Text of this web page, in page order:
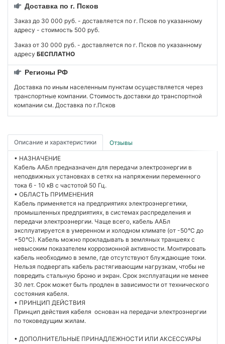
Доставка по г. Псков
Заказ до 30 000 руб. - доставляется по г. Псков по указанному
адресу - стоимость 500 руб.
Заказ от 30 000 руб. - доставляется по г. Псков по указанному
адресу БЕСПЛАТНО
Регионы РФ
Доставка по иным населенным пунктам осуществляется через
транспортные компании. Стоимость доставки до транспортной
компании см. Доставка по г.Псков
Описание и характеристики Отзывы
• НАЗНАЧЕНИЕ
Кабель ААБл предназначен для передачи электроэнергии в
неподвижных установках в сетях на напряжении переменного
тока 6 - 10 кВ с частотой 50 Гц.
• ОБЛАСТЬ ПРИМЕНЕНИЯ
Кабель применяется на предприятиях электроэнергетики,
промышленных предприятиях, в системах распределения и
передачи электроэнергии. Чаще всего, кабель ААБл
эксплуатируется в умеренном и холодном климате (от -50°С до
+50°С). Кабель можно прокладывать в земляных траншеях с
невысоким показателем коррозионной активности. Монтировать
кабель необходимо в земле, где отсутствуют блуждающие токи.
Нельзя подвергать кабель растягивающим нагрузкам, чтобы не
повредить стальную броню и экран. Срок эксплуатации не менее
30 лет. Срок может быть продлен в зависимости от технического
состояния кабеля.
• ПРИНЦИП ДЕЙСТВИЯ
Принцип действия кабеля основан на передачи электроэнергии
по токоведущим жилам.
• ДОПОЛНИТЕЛЬНЫЕ ПРИНАДЛЕЖНОСТИ ИЛИ АКСЕССУАРЫ